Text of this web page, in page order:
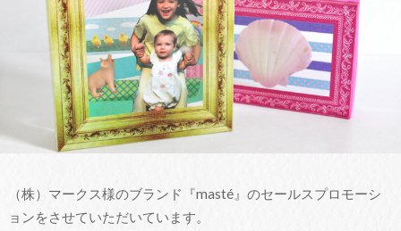
（株）マークス様のブランド『masté』のセールスプロモーシ
ョンをさせていただいています。